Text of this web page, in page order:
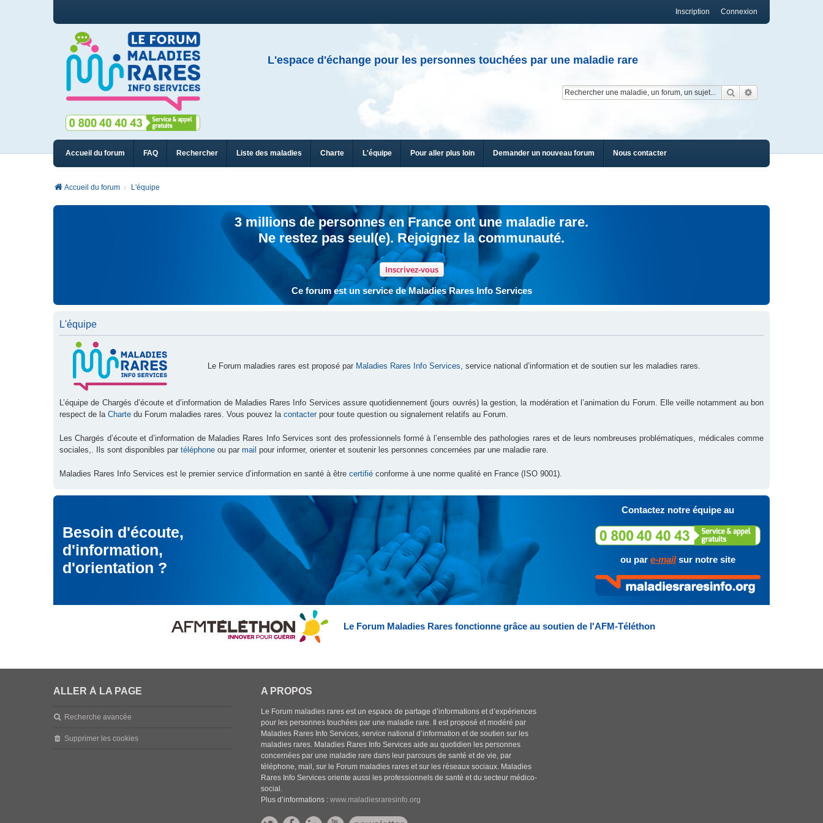
Connexion
Inscription
L'espace d'échange pour les personnes touchées par une maladie rare
Rechercher
Accueil du forum FAQ Rechercher Liste des maladies Charte L'équipe Pour aller plus loin Demander un nouveau forum Nous contacter
Accueil du forum L'équipe
3 millions de personnes en France ont une maladie rare.
Ne restez pas seul(e). Rejoignez la communauté.
Inscrivez-vous
Ce forum est un service de Maladies Rares Info Services
L'équipe
Le Forum maladies rares est proposé par Maladies Rares Info Services, service national d’information et de soutien sur les maladies rares.
L’équipe de Chargés d’écoute et d’information de Maladies Rares Info Services assure quotidiennement (jours ouvrés) la gestion, la modération et l’animation du Forum. Elle veille notamment au bon
respect de la Charte du Forum maladies rares. Vous pouvez la contacter pour toute question ou signalement relatifs au Forum.
Les Chargés d’écoute et d’information de Maladies Rares Info Services sont des professionnels formé à l’ensemble des pathologies rares et de leurs nombreuses problématiques, médicales comme
sociales,. Ils sont disponibles par téléphone ou par mail pour informer, orienter et soutenir les personnes concernées par une maladie rare.
Maladies Rares Info Services est le premier service d’information en santé à être certifié conforme à une norme qualité en France (ISO 9001).
Besoin d'écoute,
d'information,
d'orientation ?
Contactez notre équipe au
ou par e-mailsur notre site
Le Forum Maladies Rares fonctionne grâce au soutien de l'AFM-Téléthon
ALLER À LA PAGE
Recherche avancée
Supprimer les cookies
A PROPOS
Le Forum maladies rares est un espace de partage d’informations et d’expériences
pour les personnes touchées par une maladie rare. Il est proposé et modéré par
Maladies Rares Info Services, service national d’information et de soutien sur les
maladies rares. Maladies Rares Info Services aide au quotidien les personnes
concernées par une maladie rare dans leur parcours de santé et de vie, par
téléphone, mail, sur le Forum maladies rares et sur les réseaux sociaux. Maladies
Rares Info Services oriente aussi les professionnels de santé et du secteur médico-
social.
Plus d’informations :www.maladiesraresinfo.org